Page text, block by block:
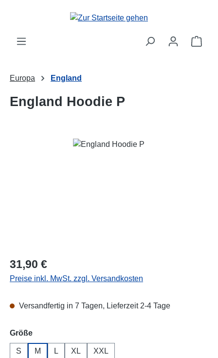
Zum Hauptinhalt springen
Europa England
England Hoodie P
Bildergalerie überspringen
Regulärer Preis:
31,90 €
Preise inkl. MwSt. zzgl. Versandkosten
Versandfertig in 7 Tagen, Lieferzeit 2-4 Tage
Größeauswählen
S M L XL XXL